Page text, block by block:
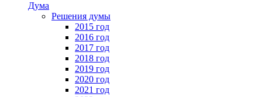
Дума
Решения думы
2015 год
2016 год
2017 год
2018 год
2019 год
2020 год
2021 год